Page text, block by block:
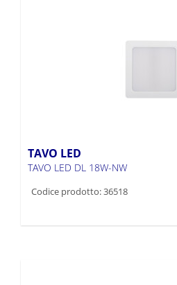
TAVO LED
TAVO LED DL 18W-NW
Codice prodotto: 36518